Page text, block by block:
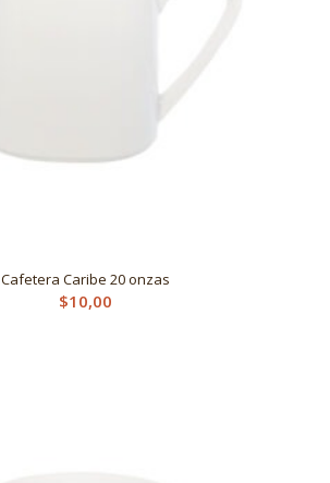
Cafetera Caribe 20 onzas
$10,00